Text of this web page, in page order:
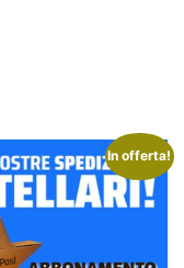
In offerta!